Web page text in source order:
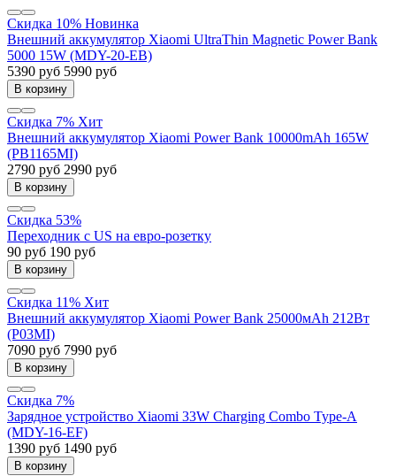
Скидка 10% Новинка
Внешний аккумулятор Xiaomi UltraThin Magnetic Power Bank
5000 15W (MDY-20-EB)
5390 руб 5990 руб
В корзину
Скидка 7% Хит
Внешний аккумулятор Xiaomi Power Bank 10000mAh 165W
(PB1165MI)
2790 руб 2990 руб
В корзину
Скидка 53%
Переходник c US на евро-розетку
90 руб 190 руб
В корзину
Скидка 11% Хит
Внешний аккумулятор Xiaomi Power Bank 25000мАh 212Вт
(P03MI)
7090 руб 7990 руб
В корзину
Скидка 7%
Зарядное устройство Xiaomi 33W Charging Combo Type-A
(MDY-16-EF)
1390 руб 1490 руб
В корзину